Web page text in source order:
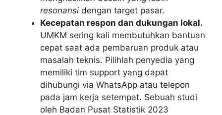
resonansi dengan target pasar.
Kecepatan respon dan dukungan lokal.
UMKM sering kali membutuhkan bantuan
cepat saat ada pembaruan produk atau
masalah teknis. Pilihlah penyedia yang
memiliki tim support yang dapat
dihubungi via WhatsApp atau telepon
pada jam kerja setempat. Sebuah studi
oleh Badan Pusat Statistik 2023